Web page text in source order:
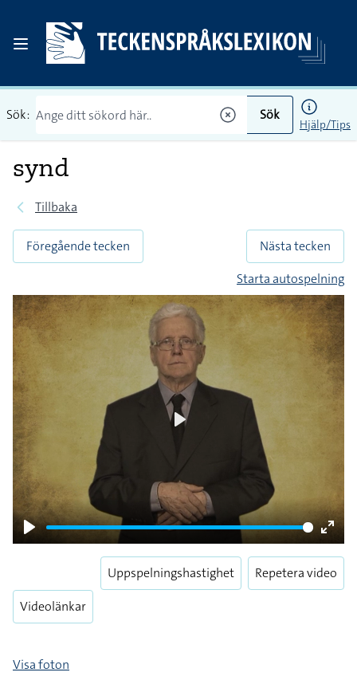
Sök: Sök
Hjälp/Tips
synd
Tillbaka
Föregående tecken
Nästa tecken
Starta autospelning
Play
Enter
Videolänkar
Uppspelningshastighet Repetera video
Visa foton